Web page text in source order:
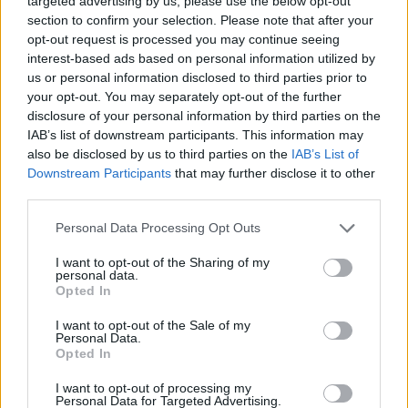
section to confirm your selection. Please note that after your
opt-out request is processed you may continue seeing
interest-based ads based on personal information utilized by
us or personal information disclosed to third parties prior to
your opt-out. You may separately opt-out of the further
disclosure of your personal information by third parties on the
IAB’s list of downstream participants. This information may
also be disclosed by us to third parties on the IAB’s List of
Downstream Participants that may further disclose it to other
Personal Data Processing Opt Outs
I want to opt-out of the Sharing of my
personal data.
Opted In
I want to opt-out of the Sale of my
Personal Data.
Opted In
I want to opt-out of processing my
Personal Data for Targeted Advertising.
zapravo nije uopšte teška i da je sasvim logično da je i djeca
rješavaju za manje od jednog minuta.
Pitanje glasi: kako će čobanin prevesti sve životinje na
drugu obalu, ako samo jedna od njih može da stane s njim
u čamac?
Rješenje
Čobanin će najprije prevesti vuka na drugu obalu, a potom